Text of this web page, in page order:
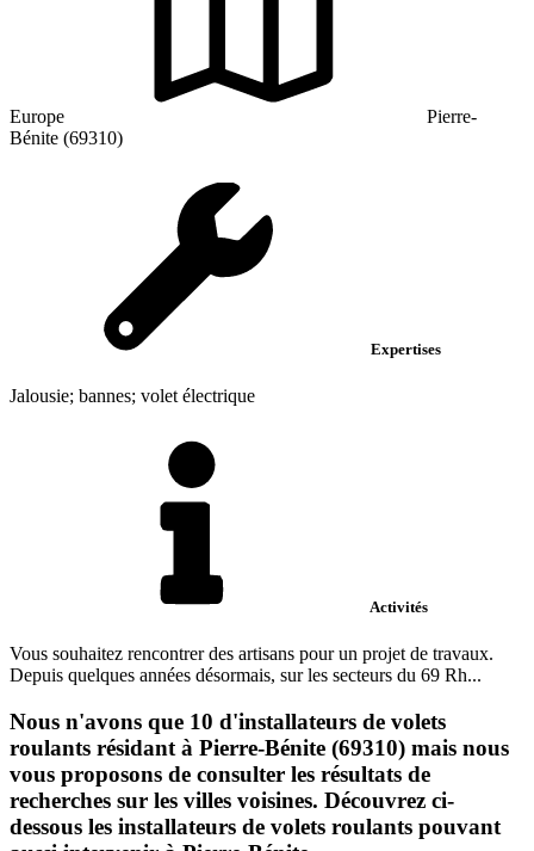
Europe
Pierre-
Bénite (69310)
Expertises
Jalousie; bannes; volet électrique
Activités
Vous souhaitez rencontrer des artisans pour un projet de travaux.
Depuis quelques années désormais, sur les secteurs du 69 Rh...
Nous n'avons que 10 d'installateurs de volets
roulants résidant à Pierre-Bénite (69310) mais nous
vous proposons de consulter les résultats de
recherches sur les villes voisines. Découvrez ci-
dessous les installateurs de volets roulants pouvant